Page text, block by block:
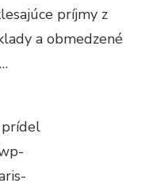
príjmy z
a obmedzené
prídel